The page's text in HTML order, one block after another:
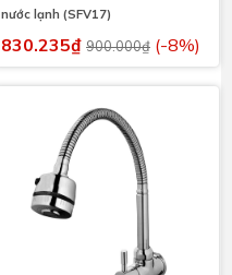
nước lạnh (SFV17)
830.235₫ 900.000₫ (-8%)